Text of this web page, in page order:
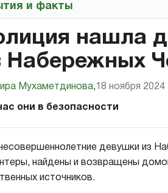
и факты
нашла
Набережных
Мухаметдинова, 18 ноября 2024
они в безопасности
девушки из
найдены и возвращены
источников.